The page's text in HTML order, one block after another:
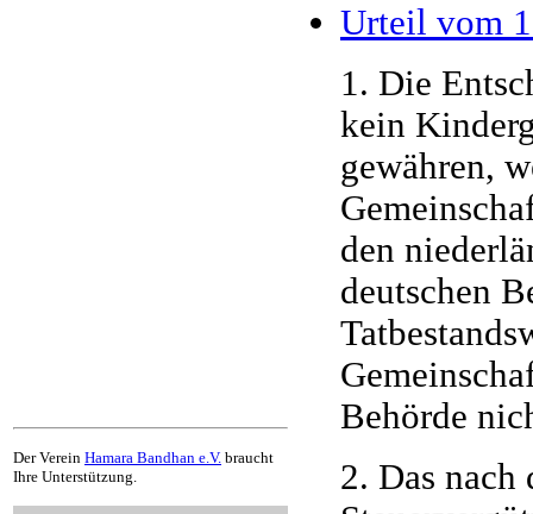
Der Verein Hamara Bandhan e.V. braucht
Ihre Unterstützung.
Urteil vom
1. Die
kein
gewähren,
den
deutschen
Behörde
2. Das nach